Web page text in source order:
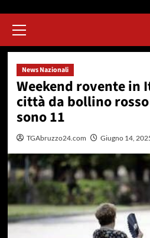
principale
News Nazionali
Weekend rovente in
città da bollino
sono 11
TGAbruzzo24.com Giugno 14,